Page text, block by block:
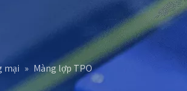
mại » Màng lợp TPO